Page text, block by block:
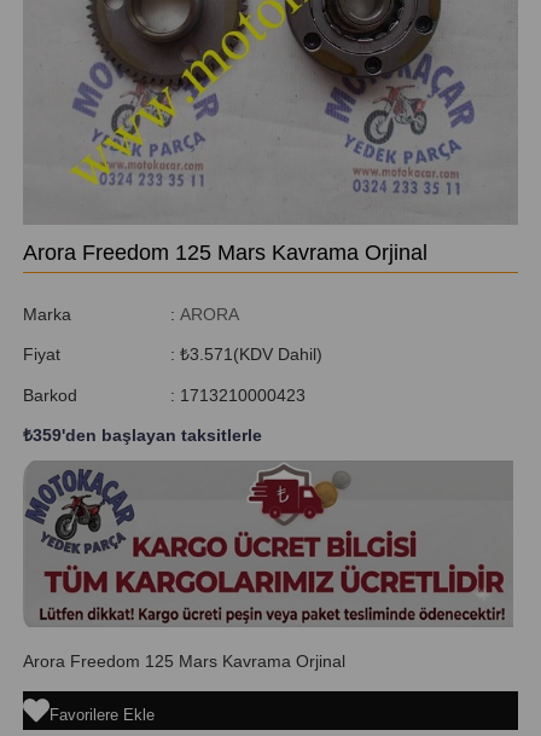
Arora Freedom 125 Mars Kavrama Orjinal
Marka : ARORA
Fiyat : ₺3.571(KDV Dahil)
Barkod : 1713210000423
₺359'den başlayan taksitlerle
Arora Freedom 125 Mars Kavrama Orjinal
Favorilere Ekle